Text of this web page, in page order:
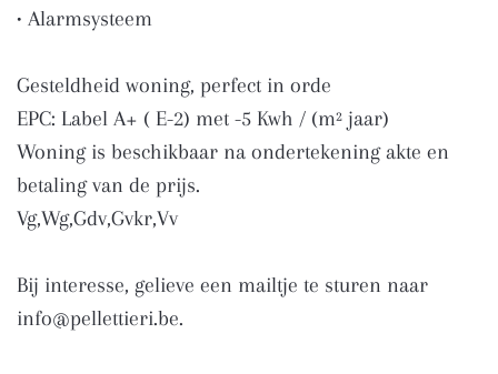
• Alarmsysteem
Gesteldheid woning, perfect in orde
EPC: Label A+ ( E-2) met -5 Kwh / (m² jaar)
Woning is beschikbaar na ondertekening akte en
betaling van de prijs.
Vg,Wg,Gdv,Gvkr,Vv
Bij interesse, gelieve een mailtje te sturen naar
info@pellettieri.be.